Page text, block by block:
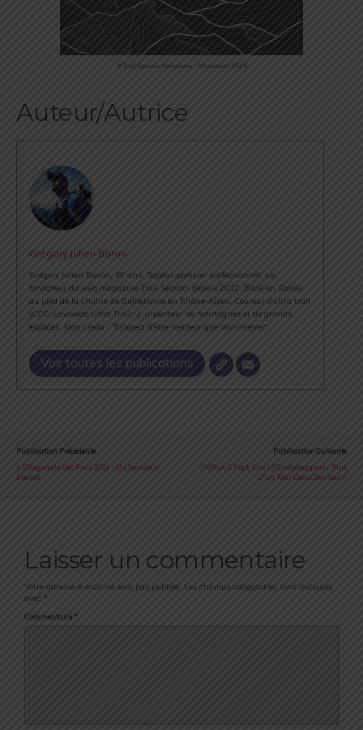
©Trail Session Magazine – Novembre 2024
Auteur/Autrice
Grégory Julien Baron
Grégory Julien Baron, 49 ans, Sapeur-pompier professionnel, co-
fondateur du web magazine Trail Session depuis 2012. Basé en Savoie
au pied de la chaîne de Belledonne en Rhône-Alpes. Coureur d'ultra trail
(CCC, Lavaredo Ultra Trail...), arpenteur de montagnes et de grands
espaces. Mon credo : "Essayez d'être meilleur que vous-même".
Voir toutes les publications
Publication Précédente
Diagonale Des Fous 2024 - Un Souvenir
Éternel
Publication Suivante
UltRun S Pack Evo 15 Compressport - Plus
D'un Tour Dans Son Sac
Laisser un commentaire
Votre adresse e-mail ne sera pas publiée. Les champs obligatoires sont indiqués
avec *
Commentaire *